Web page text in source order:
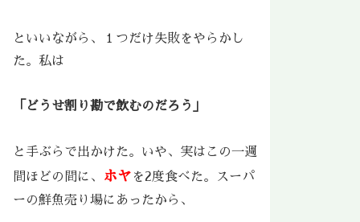
といいながら、１つだけ失敗をやらかし
た。私は
「どうせ割り勘で飲むのだろう」
と手ぶらで出かけた。いや、実はこの一週
間ほどの間に、
ホヤ を2度食べた。スーパ
ーの鮮魚売り場にあったから、